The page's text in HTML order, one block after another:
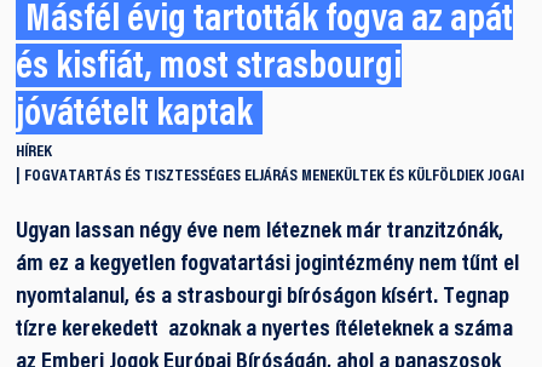
Másfél évig tartották fogva az apát
és kisfiát, most strasbourgi
jóvátételt kaptak
HÍREK
FOGVATARTÁS ÉS TISZTESSÉGES ELJÁRÁS MENEKÜLTEK ÉS KÜLFÖLDIEK JOGAI
Ugyan lassan négy éve nem léteznek már tranzitzónák,
ám ez a kegyetlen fogvatartási jogintézmény nem tűnt el
nyomtalanul, és a strasbourgi bíróságon kísért. Tegnap
tízre kerekedett azoknak a nyertes ítéleteknek a száma